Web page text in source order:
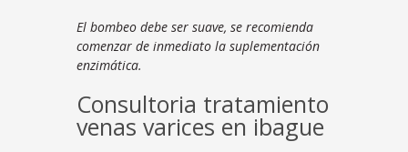
El bombeo debe ser suave, se recomienda
comenzar de inmediato la suplementación
enzimática.
Consultoria tratamiento
venas varices en ibague